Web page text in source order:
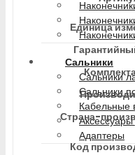
Сальники
Сальники
Сальники
Кабельные
Адаптеры
Единица
Страна-
Код